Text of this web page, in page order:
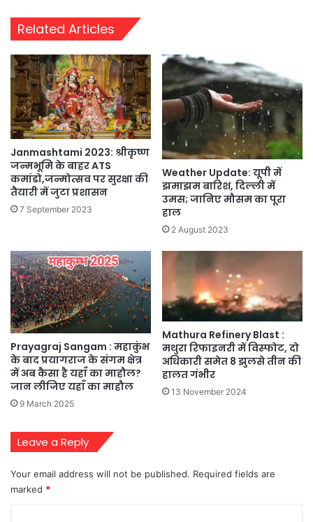
Related Articles
Janmashtami 2023: श्रीकृष्ण
जन्मभूमि के बाहर ATS
कमांडो,जन्मोत्सव पर सुरक्षा की
तैयारी में जुटा प्रशासन
7 September 2023
Weather Update: यूपी में
झमाझम बारिश, दिल्ली में
उमस; जानिए मौसम का पूरा
हाल
2 August 2023
Prayagraj Sangam : महाकुंभ
के बाद प्रयागराज के संगम क्षेत्र
में अब कैसा है यहाँ का माहौल?
जान लीजिए यहाँ का माहौल
9 March 2025
Mathura Refinery Blast :
मथुरा रिफाइनरी में विस्फोट, दो
अधिकारी समेत 8 झुलसे तीन की
हालत गंभीर
13 November 2024
Leave a Reply
Your email address will not be published. Required fields are
marked *